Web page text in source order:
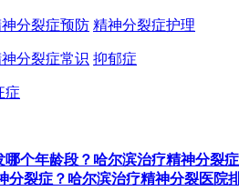
分裂症预防 精神分裂症护理
分裂症常识 抑郁症
症
哪个年龄段？哈尔滨治疗精神分裂
分裂症？哈尔滨治疗精神分裂医院